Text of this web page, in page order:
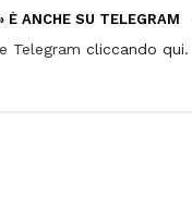
È ANCHE SU TELEGRAM
Telegramcliccando qui.